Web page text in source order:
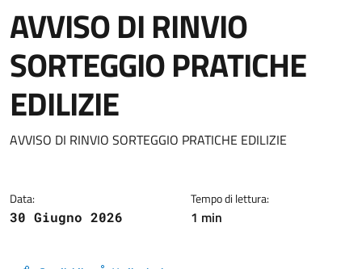
AVVISO DI RINVIO
SORTEGGIO PRATICHE
EDILIZIE
Dettagli della notizia
AVVISO DI RINVIO SORTEGGIO PRATICHE EDILIZIE
Data:
30 Giugno 2026
Tempo di lettura:
1 min